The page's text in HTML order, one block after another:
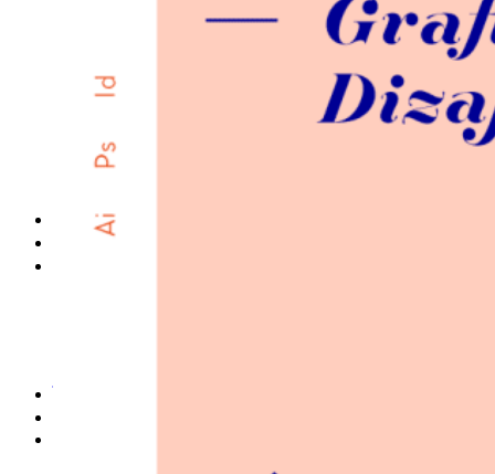
illustrator
lightroom
fonty zadarmo
DENNÍK DETEPÁKA